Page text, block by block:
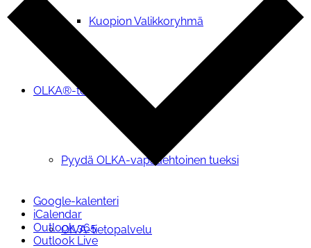
Kuopion Valikkoryhmä
OLKA®-toiminta
Pyydä OLKA-vapaaehtoinen tueksi
OIVA-tietopalvelu
Google-kalenteri
iCalendar
Outlook 365
Outlook Live